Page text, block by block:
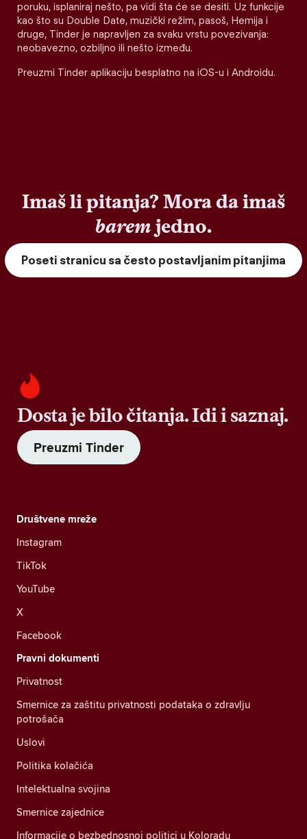
poruku, isplaniraj nešto, pa vidi šta će se desiti. Uz funkcije
kao što su Double Date, muzički režim, pasoš, Hemija i
druge, Tinder je napravljen za svaku vrstu povezivanja:
neobavezno, ozbiljno ili nešto između.
Preuzmi Tinder aplikaciju besplatno na iOS-u i Androidu.
Imaš li pitanja? Mora da imaš
baremjedno.
Poseti stranicu sa često postavljanim pitanjima
Dosta je bilo čitanja. Idi i saznaj.
Preuzmi Tinder
Društvene mreže
Instagram
TikTok
YouTube
X
Facebook
Pravni dokumenti
Privatnost
Smernice za zaštitu privatnosti podataka o zdravlju
potrošača
Uslovi
Politika kolačića
Intelektualna svojina
Smernice zajednice
Informacije o bezbednosnoj politici u Koloradu